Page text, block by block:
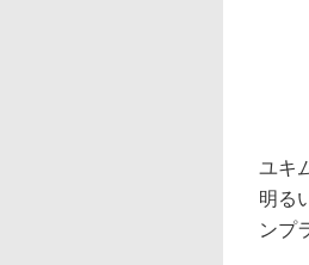
ユキ
明る
ンプ